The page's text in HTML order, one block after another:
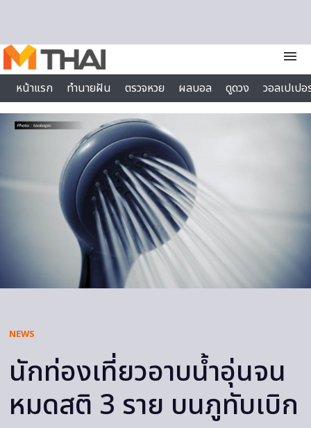
menu
หน้าแรก
ทำนายฝัน ตรวจหวย ผลบอล ดูดวง
วอลเปเป
ไลฟ์สไตล์
NEWS
นักท่องเที่ยวอาบน้ำอุ่นจน
หมดสติ 3 ราย บนภูทับเบิก